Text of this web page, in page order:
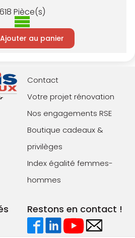
618 Pièce(s)
Ajouter au panier
Contact
Votre projet rénovation
Nos engagements RSE
Boutique cadeaux &
privilèges
Index égalité femmes-
hommes
Restons en contact !